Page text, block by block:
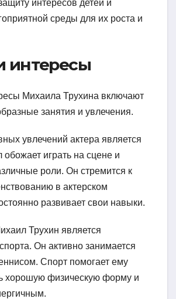
интересов детей и
среды для их роста и
интересы
Михаила Трухина включают
занятия и увлечения.
увлечений актера является
обожает играть на сцене и
роли. Он стремится к
в актерском
развивает свои навыки.
Трухин является
Он активно занимается
Спорт помогает ему
хорошую физическую форму и